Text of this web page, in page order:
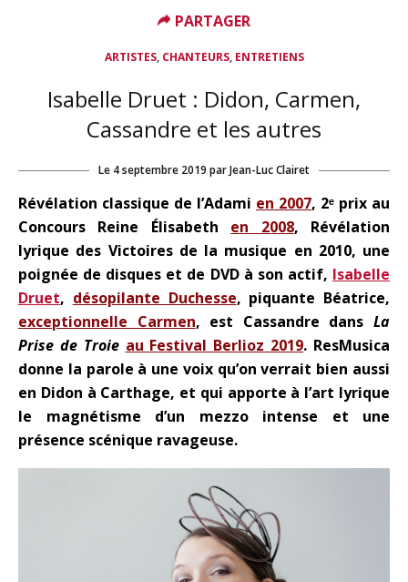
ARTISTES, CHANTEURS, ENTRETIENS
Isabelle Druet : Didon, Carmen,
Cassandre et les autres
Le 4 septembre 2019 parJean-Luc Clairet
Révélation classique de l’Adami en 2007, 2ᵉ prix au
Concours Reine Élisabeth en 2008, Révélation
lyrique des Victoires de la musique en 2010, une
poignée de disques et de DVD à son actif, Isabelle
Druet, désopilante Duchesse, piquante Béatrice,
exceptionnelle Carmen, est Cassandre dansLa
Prise de Troie au Festival Berlioz 2019. ResMusica
donne la parole à une voix qu’on verrait bien aussi
en Didon à Carthage, et qui apporte à l’art lyrique
le magnétisme d’un mezzo intense et une
présence scénique ravageuse.
PARTAGER